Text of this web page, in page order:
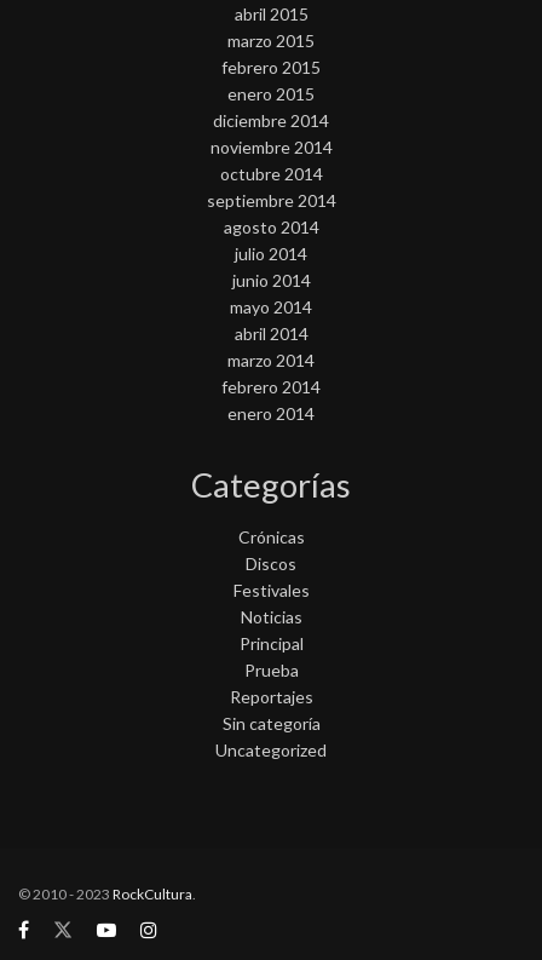
abril 2015
marzo 2015
febrero 2015
enero 2015
diciembre 2014
noviembre 2014
octubre 2014
septiembre 2014
agosto 2014
julio 2014
junio 2014
mayo 2014
abril 2014
marzo 2014
febrero 2014
enero 2014
Categorías
Crónicas
Discos
Festivales
Noticias
Principal
Prueba
Reportajes
Sin categoría
Uncategorized
© 2010 - 2023 RockCultura.